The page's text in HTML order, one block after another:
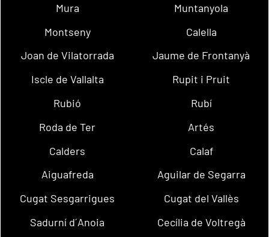
Mura
Muntanyola
Montseny
Calella
Joan de Vilatorrada
Jaume de Frontanyà
Iscle de Vallalta
Rupit i Pruit
Rubió
Rubí
Roda de Ter
Artés
Calders
Calaf
Aiguafreda
Aguilar de Segarra
Cugat Sesgarrigues
Cugat del Vallès
Sadurní d´Anoia
Cecília de Voltregà